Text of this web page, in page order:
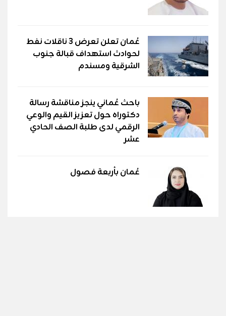
عُمان تعلن تعرض 3 ناقلات نفط
لحوادث استهداف قبالة جنوب
الشرقية ومسندم
باحث عُماني ينجز مناقشة رسالة
دكتوراه حول تعزيز القيم والوعي
الرقمي لدى طلبة الصف الحادي
عشر
عُمان بأربعة فصول